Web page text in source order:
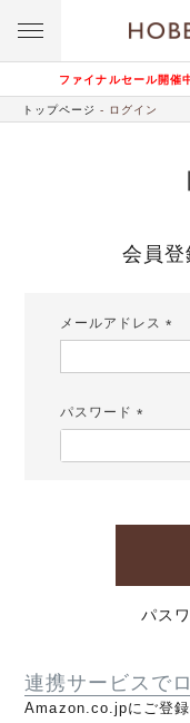
ファイナルセール開催
トップページ ログイン
会員登
メールアドレス
パスワード
パス
連携サービスで
Amazon.co.jpにご登